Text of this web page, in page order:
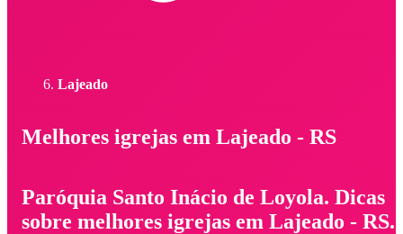
Lajeado
Melhores igrejas em Lajeado - RS
Paróquia Santo Inácio de Loyola. Dicas
sobre melhores igrejas em Lajeado - RS.